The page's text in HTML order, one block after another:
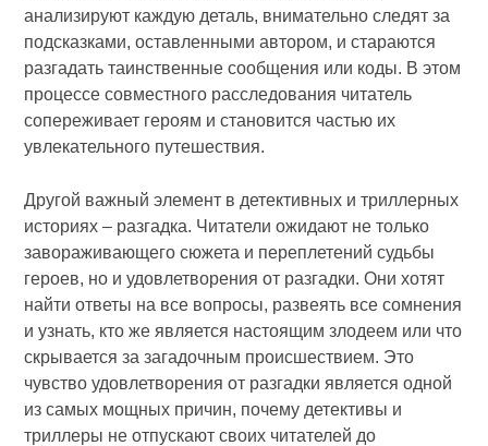
анализируют каждую деталь, внимательно следят за
подсказками, оставленными автором, и стараются
разгадать таинственные сообщения или коды. В этом
процессе совместного расследования читатель
сопереживает героям и становится частью их
увлекательного путешествия.
Другой важный элемент в детективных и триллерных
историях – разгадка. Читатели ожидают не только
завораживающего сюжета и переплетений судьбы
героев, но и удовлетворения от разгадки. Они хотят
найти ответы на все вопросы, развеять все сомнения
и узнать, кто же является настоящим злодеем или что
скрывается за загадочным происшествием. Это
чувство удовлетворения от разгадки является одной
из самых мощных причин, почему детективы и
триллеры не отпускают своих читателей до